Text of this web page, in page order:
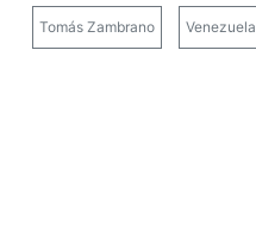
Tomás Zambrano Venezuela